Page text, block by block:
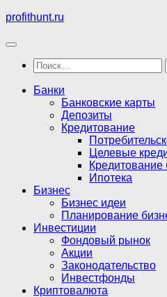
Перейти
содержимому
profithunt.ru
Найти:
Банки
Банковские карты
Депозиты
Кредитование
Целевые
Кредитование
Ипотека
Бизнес
Бизнес идеи
Планирование
Инвестиции
Фондовый рынок
Акции
Законодательство
Инвестфонды
Криптовалюта